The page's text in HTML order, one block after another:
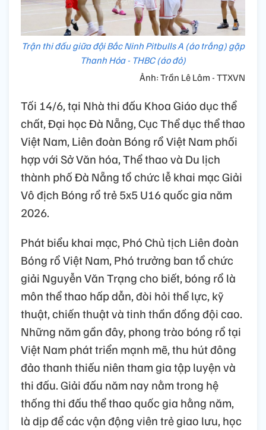
Trận thi đấu giữa đội Bắc Ninh Pitbulls A (áo trắng) gặp
Thanh Hóa - THBC (áo đỏ)
Ảnh: Trần Lê Lâm - TTXVN
Tối 14/6, tại Nhà thi đấu Khoa Giáo dục thể
chất, Đại học Đà Nẵng, Cục Thể dục thể thao
Việt Nam, Liên đoàn Bóng rổ Việt Nam phối
hợp với Sở Văn hóa, Thể thao và Du lịch
thành phố Đà Nẵng tổ chức lễ khai mạc Giải
Vô địch Bóng rổ trẻ 5x5 U16 quốc gia năm
2026.
Phát biểu khai mạc, Phó Chủ tịch Liên đoàn
Bóng rổ Việt Nam, Phó trưởng ban tổ chức
giải Nguyễn Văn Trạng cho biết, bóng rổ là
môn thể thao hấp dẫn, đòi hỏi thể lực, kỹ
thuật, chiến thuật và tinh thần đồng đội cao.
Những năm gần đây, phong trào bóng rổ tại
Việt Nam phát triển mạnh mẽ, thu hút đông
đảo thanh thiếu niên tham gia tập luyện và
thi đấu. Giải đấu năm nay nằm trong hệ
thống thi đấu thể thao quốc gia hằng năm,
là dịp để các vận động viên trẻ giao lưu, học